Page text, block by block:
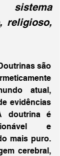
religioso,
são
atual,
evidências
doutrina é
e
mais puro.
cerebral,